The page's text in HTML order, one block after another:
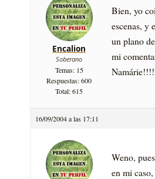
Encalion
Soberano
Temas: 15
Respuestas: 600
Total: 615
Bien, yo
escenas, y
un plano
mi
Namárie!!!!
16/09/2004 a las 17:11
Weno,
en mi